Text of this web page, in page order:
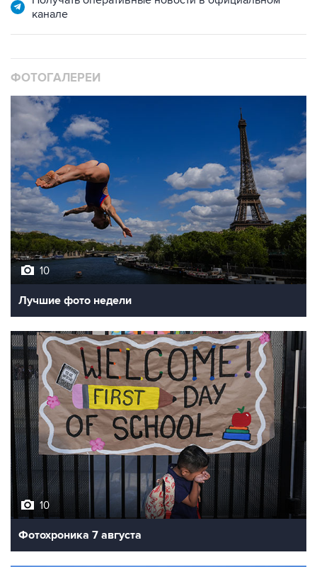
канале
ФОТОГАЛЕРЕИ
10
Лучшие фото недели
10
Фотохроника 7 августа